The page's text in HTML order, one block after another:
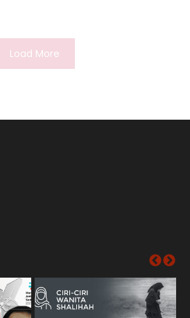
Load More